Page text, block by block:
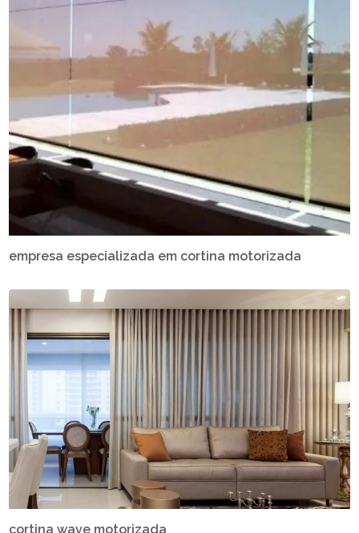
empresa especializada em cortina motorizada
cortina wave motorizada